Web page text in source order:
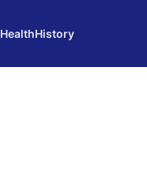
HealthHistory